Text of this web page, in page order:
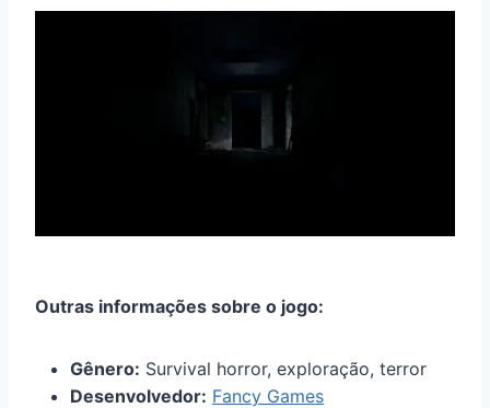
Outras informações sobre o jogo:
Gênero: Survival horror, exploração, terror
Desenvolvedor: Fancy Games